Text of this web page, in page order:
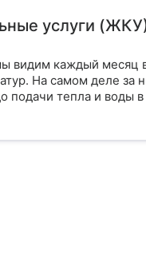
услуги (ЖКУ):
видим каждый месяц
На самом деле за
подачи тепла и воды в